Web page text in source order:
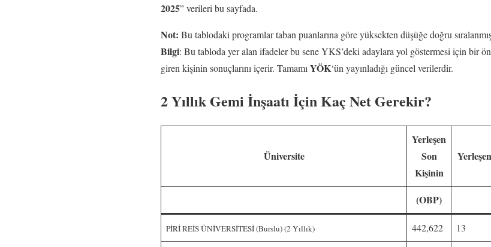
2025” verileri bu sayfada.
Not: Bu tablodaki programlar taban puanlarına göre yüksekten düşüğe doğru
Bilgi: Bu tabloda yer alan ifadeler bu sene YKS’deki adaylara yol göstermesi için bir
giren kişinin sonuçlarını içerir. Tamamı YÖK‘ün yayınladığı güncel verilerdir.
2 Yıllık Gemi İnşaatı İçin Kaç Net Gerekir?
Üniversite
Yerleşen
Son
Kişinin
Yerleşen
(OBP)
PİRİ REİS ÜNİVERSİTESİ (Burslu) (2 Yıllık) 442,622 13